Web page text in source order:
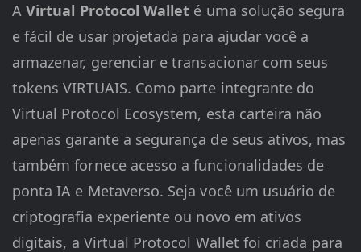
AVirtual Protocol Wallet é uma solução segura
e fácil de usar projetada para ajudar você a
armazenar, gerenciar e transacionar com seus
tokens VIRTUAIS. Como parte integrante do
Virtual Protocol Ecosystem, esta carteira não
apenas garante a segurança de seus ativos, mas
também fornece acesso a funcionalidades de
ponta IA e Metaverso. Seja você um usuário de
criptografia experiente ou novo em ativos
digitais, a Virtual Protocol Wallet foi criada para